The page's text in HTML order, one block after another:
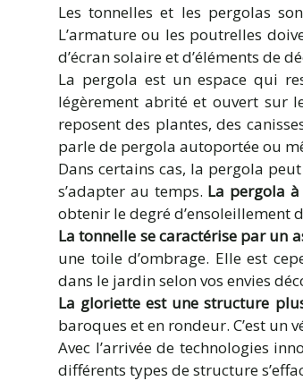
Les tonnelles et les pergolas
L’armature ou les poutrelles
d’écran solaire et d’éléments de
La pergola est un espace qui
légèrement abrité et ouvert sur
reposent des plantes, des
parle de pergola autoportée ou
Dans certains cas, la pergola
s’adapter au temps. La pergola
obtenir le degré d’ensoleillement
La tonnelle se caractérise par un
une toile d’ombrage. Elle est
dans le jardin selon vos envies
La gloriette est une structure
baroques et en rondeur. C’est
Avec l’arrivée de technologies
différents types de structure